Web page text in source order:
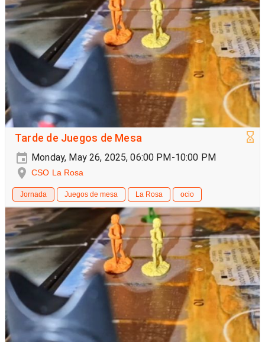
Tarde de Juegos de Mesa
Monday, May 26, 2025, 06:00 PM-10:00 PM
CSO La Rosa
Jornada Juegos de mesa La Rosa ocio